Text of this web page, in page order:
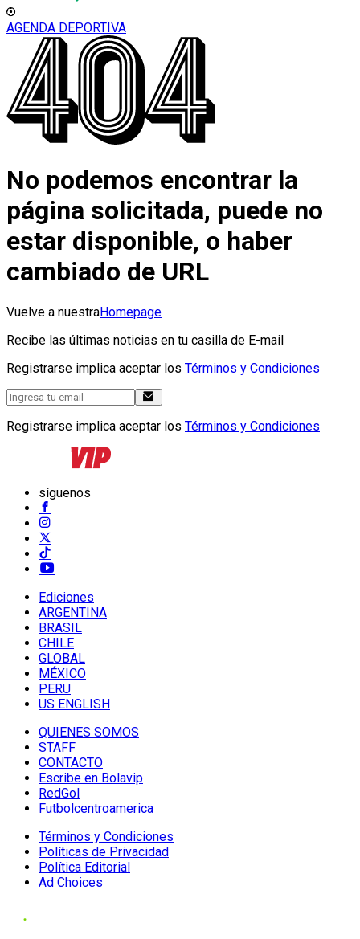
AGENDA DEPORTIVA
No podemos encontrar la
página solicitada, puede no
estar disponible, o haber
cambiado de URL
Vuelve a nuestraHomepage
Recibe las últimas noticias en tu casilla de E-mail
Registrarse implica aceptar los Términos y Condiciones
Registrarse implica aceptar los Términos y Condiciones
síguenos
Ediciones
ARGENTINA
BRASIL
CHILE
GLOBAL
MÉXICO
PERU
US ENGLISH
QUIENES SOMOS
STAFF
CONTACTO
Escribe en Bolavip
RedGol
Futbolcentroamerica
Términos y Condiciones
Políticas de Privacidad
Política Editorial
Ad Choices